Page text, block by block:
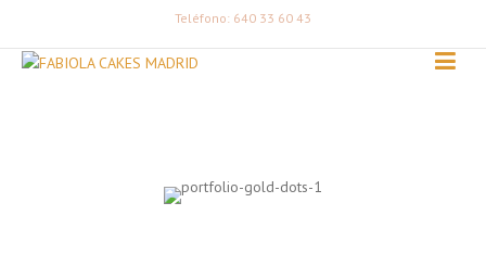
Teléfono: 640 33 60 43